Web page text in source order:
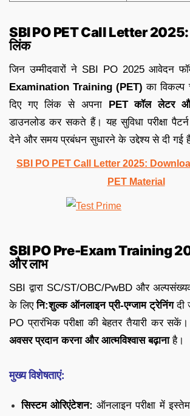
SBI PO PET Call Letter 2025:
लिंक
जिन उम्मीदवारों ने SBI PO 2025 आवेदन
Examination Training (PET) का विकल्प
दिए गए लिंक से अपना PET कॉल लेटर
डाउनलोड कर सकते हैं। यह सुविधा परीक्षा
देने और समय प्रबंधन सुधारने के उद्देश्य से दी गई
SBI PO PET Call Letter 2025:
PET Material
SBI PO Pre-Exam Training
और लाभ
SBI द्वारा SC/ST/OBC/PwBD और अल्पसंख्यक
के लिएनि:शुल्क ऑनलाइन प्री-एग्जाम ट्रेनिंगदी
PO प्रारंभिक परीक्षा की बेहतर तैयारी कर
अवसर प्रदान करना और आत्मविश्वास बढ़ानाहै।
मुख्य विशेषताएं:
सिस्टम ओरिएंटेशन: ऑनलाइन परीक्षा में